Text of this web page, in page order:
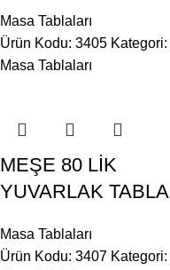
Masa Tablaları
Ürün Kodu: 3405 Kategori:
Masa Tablaları
MEŞE 80 LİK
YUVARLAK TABLA
Masa Tablaları
Ürün Kodu: 3407 Kategori: